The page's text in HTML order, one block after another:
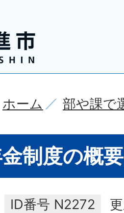
ホーム 部や課で
制度の概
ID番号 N2272